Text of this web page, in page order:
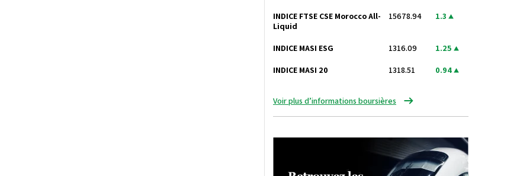
INDICE FTSE CSE Morocco All-
Liquid
15678.94 1.3
INDICE MASI ESG 1316.09 1.25
INDICE MASI 20 1318.51 0.94
Voir plus d’informations boursières